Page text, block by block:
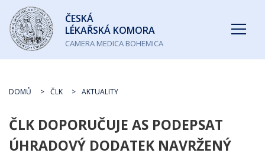
Česká
lékařská
komora
ČESKÁ
LÉKAŘSKÁ KOMORA
CAMERA MEDICA BOHEMICA
DOMŮ ČLK AKTUALITY
ČLK DOPORUČUJE AS PODEPSAT
ÚHRADOVÝ DODATEK NAVRŽENÝ